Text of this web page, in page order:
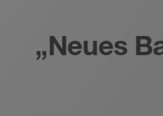
„Neues